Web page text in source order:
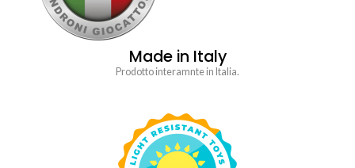
Made in Italy
Prodotto interamnte in Italia.